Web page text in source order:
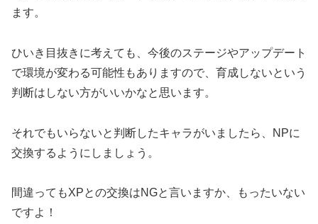
ます。
ひいき目抜きに考えても、今後のステージやアップデート
で環境が変わる可能性もありますので、育成しないという
判断はしない方がいいかなと思います。
それでもいらないと判断したキャラがいましたら、NPに
交換するようにしましょう。
間違ってもXPとの交換はNGと言いますか、もったいない
ですよ！